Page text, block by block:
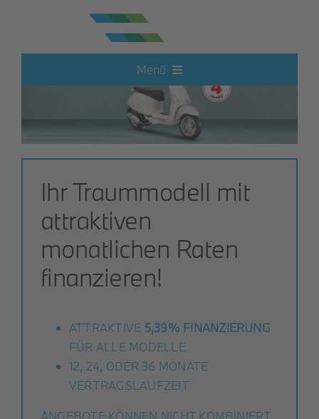
Menü
Neufahrzeuge
Elektroautos
Hot Deals
Gebrauchtwagen
Roller
Service
Ihr Traummodell mit
attraktiven
monatlichen Raten
finanzieren!
ATTRAKTIVE 5,39% FINANZIERUNG
FÜR ALLE MODELLE
12, 24, ODER 36 MONATE
VERTRAGSLAUFZEIT
ANGEBOTE KÖNNEN NICHT KOMBINIERT